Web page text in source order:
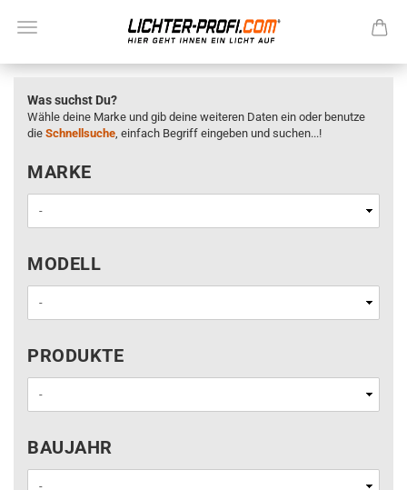
Was suchst Du?
Wähle deine Marke und gib deine weiteren Daten ein oder benutze
die Schnellsuche, einfach Begriff eingeben und suchen...!
MARKE
MARKE
MODELL
MODELL
PRODUKTE
PRODUKTE
BAUJAHR
BAUJAHR